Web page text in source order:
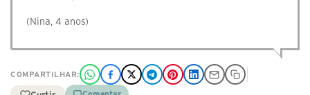
(Nina, 4 anos)
COMPARTILHAR: